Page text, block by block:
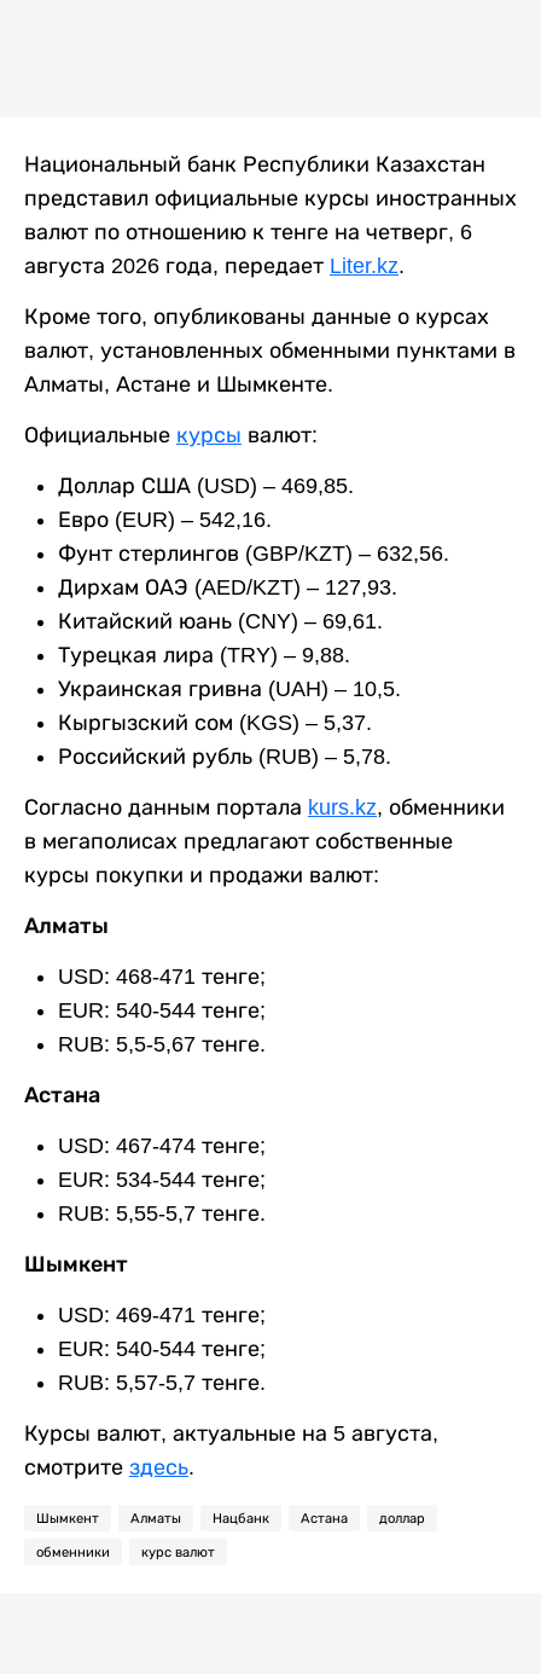
Национальный банк Республики Казахстан
представил официальные курсы иностранных
валют по отношению к тенге на четверг, 6
августа 2026 года, передает Liter.kz.
Кроме того, опубликованы данные о курсах
валют, установленных обменными пунктами в
Алматы, Астане и Шымкенте.
Официальные курсы валют:
Доллар США (USD) – 469,85.
Евро (EUR) – 542,16.
Фунт стерлингов (GBP/KZT) – 632,56.
Дирхам ОАЭ (AED/KZT) – 127,93.
Китайский юань (CNY) – 69,61.
Турецкая лира (TRY) – 9,88.
Украинская гривна (UAH) – 10,5.
Кыргызский сом (KGS) – 5,37.
Российский рубль (RUB) – 5,78.
Согласно данным портала kurs.kz, обменники
в мегаполисах предлагают собственные
курсы покупки и продажи валют:
Алматы
USD: 468-471 тенге;
EUR: 540-544 тенге;
RUB: 5,5-5,67 тенге.
Астана
USD: 467-474 тенге;
EUR: 534-544 тенге;
RUB: 5,55-5,7 тенге.
Шымкент
USD: 469-471 тенге;
EUR: 540-544 тенге;
RUB: 5,57-5,7 тенге.
Курсы валют, актуальные на 5 августа,
смотрите здесь.
Шымкент Алматы Нацбанк Астана доллар
обменники курс валют